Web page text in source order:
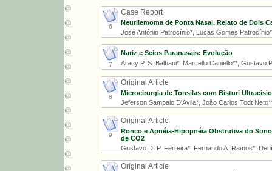
6
Case Report
Neurilemoma de Ponta Nasal. Relato de Dois
José Antônio Patrocínio*, Lucas Gomes
7
Nariz e Seios Paranasais: Evolução
Aracy P. S. Balbani*, Marcello Caniello**, Gustavo
8
Original Article
Microcirurgia de Tonsilas com Bisturi
Jeferson Sampaio D'Avila*, João Carlos Todt
9
Original Article
Ronco e Apnéia-Hipopnéia Obstrutiva do
de CO2
Gustavo D. P. Ferreira*, Fernando A. Ramos*,
Original Article